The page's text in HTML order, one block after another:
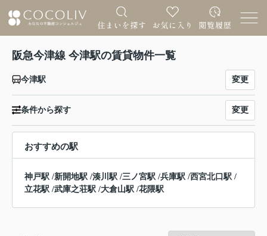
阪急今津線 今津駅の賃貸物件一覧
今津駅 変更
条件から探す 変更
おすすめの駅
神戸駅 /新開地駅 /湊川駅 /三ノ宮駅 /兵庫駅 /西宮北口駅 /
立花駅 /武庫之荘駅 /大倉山駅 /花隈駅